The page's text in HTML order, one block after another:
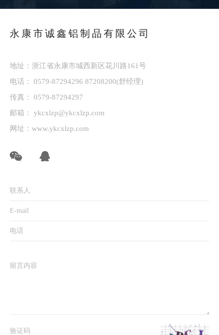
永康市诚鑫铝制品有限公司
地址：浙江省永康市城西新区花川路161号
电话： 0579-87294296 87208200(舒经理)
传真： 0579-87294297
邮箱：
ykcxlzp@ykcxlzp.com
网址： www.ykcxlzp.com